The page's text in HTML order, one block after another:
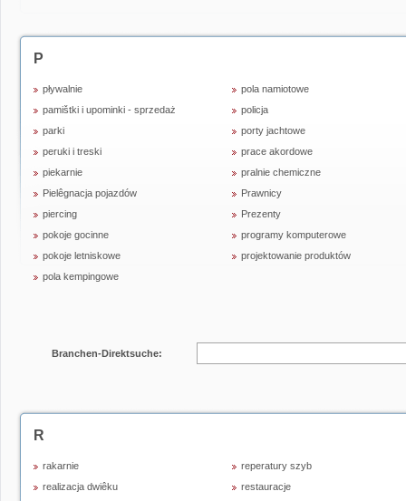
P
pływalnie
pamištki i upominki - sprzedaż
parki
peruki i treski
piekarnie
Pielêgnacja pojazdów
piercing
pokoje gocinne
pokoje letniskowe
pola kempingowe
pola namiotowe
policja
porty jachtowe
prace akordowe
pralnie chemiczne
Prawnicy
Prezenty
programy komputerowe
projektowanie produktów
Branchen-Direktsuche:
R
rakarnie
realizacja dwiêku
reperatury szyb
restauracje